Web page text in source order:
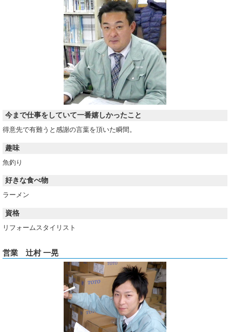
今まで仕事をしていて一番嬉しかったこと
得意先で有難うと感謝の言葉を頂いた瞬間。
趣味
魚釣り
好きな食べ物
ラーメン
資格
リフォームスタイリスト
営業 辻村 一晃